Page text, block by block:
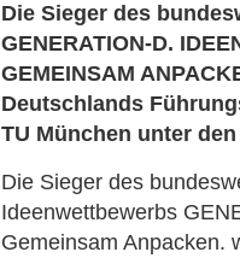
Die Sieger des
GENERATION-D.
GEMEINSAM
Deutschlands
TU München unter
Die Sieger des
Ideenwettbewerbs
Gemeinsam Anpacken.